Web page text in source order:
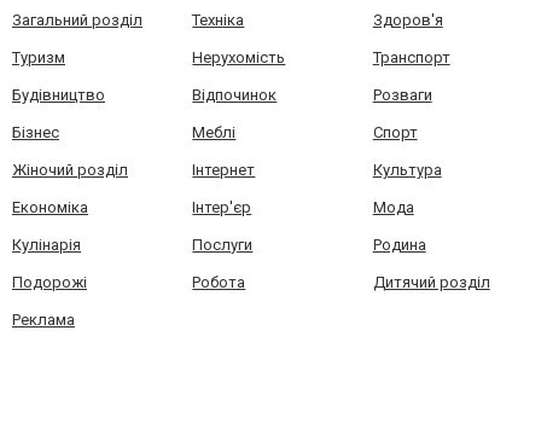
Загальний розділ Техніка Здоров'я
Туризм Нерухомість Транспорт
Будівництво Відпочинок Розваги
Бізнес Меблі Спорт
Жіночий розділ Інтернет Культура
Економіка Інтер'єр Мода
Кулінарія Послуги Родина
Подорожі Робота Дитячий розділ
Реклама